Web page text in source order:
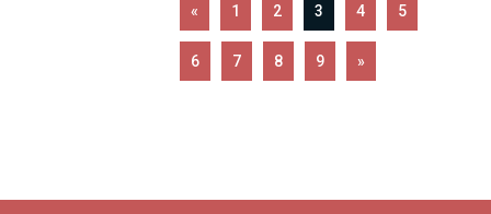
« 1 2 3 4 5
6 7 8 9 »